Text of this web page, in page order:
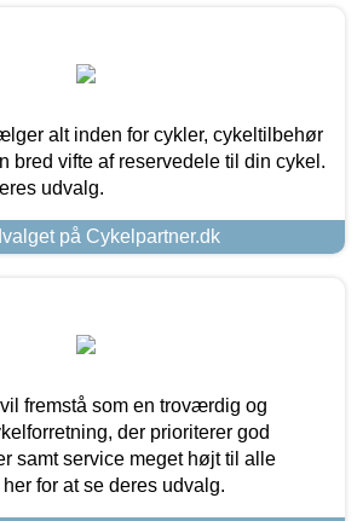
alt inden for cykler, cykeltilbehør
bred vifte af reservedele til din cykel.
udvalg.
på Cykelpartner.dk
fremstå som en troværdig og
der prioriterer god
samt service meget højt til alle
for at se deres udvalg.